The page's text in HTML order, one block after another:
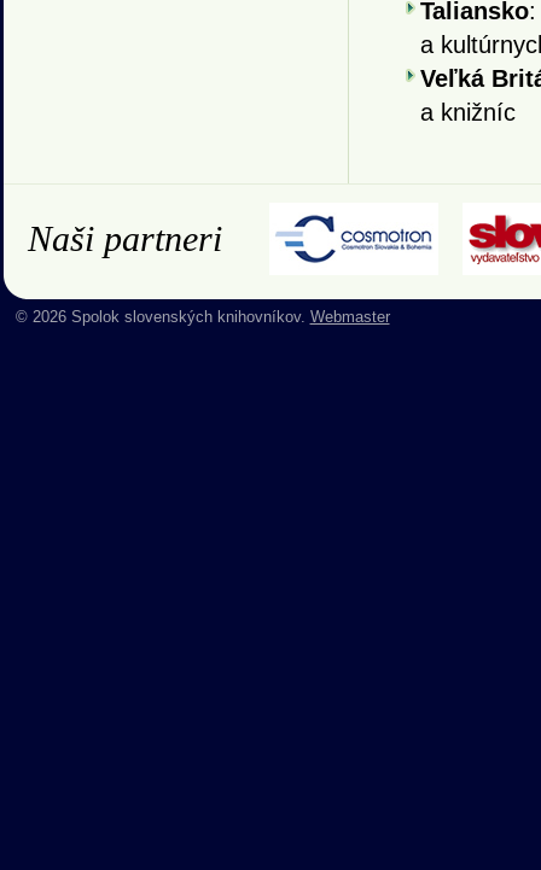
Taliansko:
a
Veľká
a knižníc
Naši partneri
© 2026 Spolok slovenských knihovníkov. Webmaster